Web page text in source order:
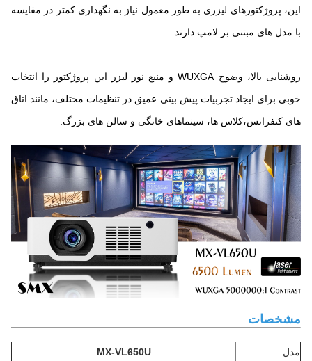
این، پروژکتورهای لیزری به طور معمول نیاز به نگهداری کمتر در مقایسه
با مدل های مبتنی بر لامپ دارند.
روشنایی بالا، وضوح WUXGA و منبع نور لیزر این پروژکتور را انتخاب
خوبی برای ایجاد تجربیات پیش بینی عمیق در تنظیمات مختلف، مانند اتاق
های کنفرانس،کلاس ها، سینماهای خانگی و سالن های بزرگ.
مشخصات
مدل MX-VL650U